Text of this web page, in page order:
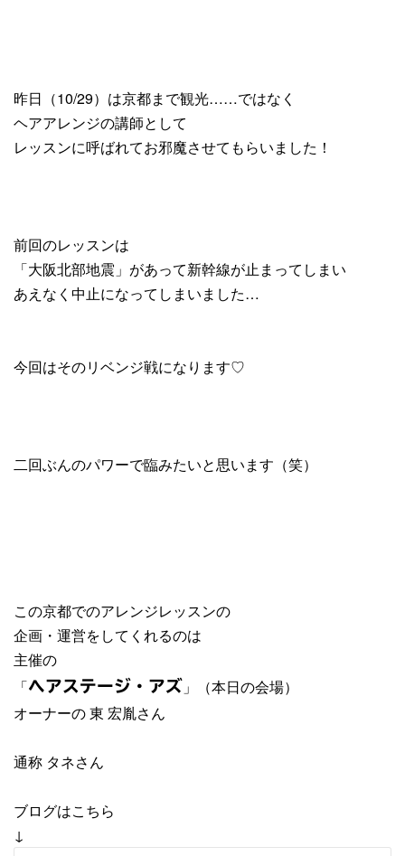
昨日（10/29）は京都まで観光……ではなく
ヘアアレンジの講師として
レッスンに呼ばれてお邪魔させてもらいました！
前回のレッスンは
「大阪北部地震」があって新幹線が止まってしまい
あえなく中止になってしまいました…
今回はそのリベンジ戦になります♡
二回ぶんのパワーで臨みたいと思います（笑）
この京都でのアレンジレッスンの
企画・運営をしてくれるのは
主催の
「ヘアステージ・アズ 」（本日の会場）
オーナーの 東 宏胤さん
通称 タネさん
ブログはこちら
↓